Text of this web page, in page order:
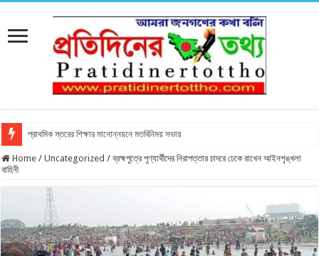
প্রাথমিক স্তরের শিক্ষার মানোন্নয়নে মতবিনিময় সভায়
Home / Uncategorized / ব্রহ্মপুত্রে পুণ্যার্থীদের নিরাপত্তার চাদরে ঢেকে রাখেন আইনশৃঙ্খলা
বাহিনী